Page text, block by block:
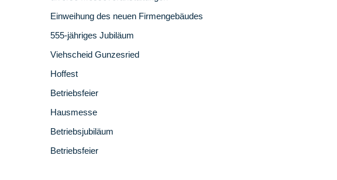
Einweihung des neuen Firmengebäudes
555-jähriges Jubiläum
Viehscheid Gunzesried
Hoffest
Betriebsfeier
Hausmesse
Betriebsjubiläum
Betriebsfeier